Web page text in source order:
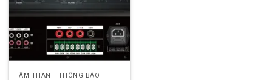
ÂM THANH THÔNG BÁO